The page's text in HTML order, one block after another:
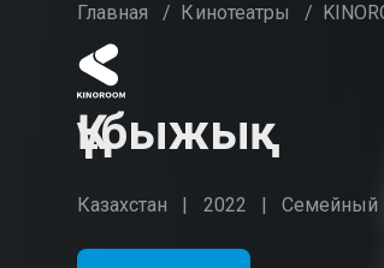
Главная / Кинотеатры /
Құбыжық
Казахстан 2022 Семейный